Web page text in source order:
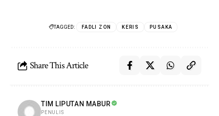
TAGGED: FADLI ZON KERIS PUSAKA
Share This Article
TIM LIPUTAN MABUR
PENULIS